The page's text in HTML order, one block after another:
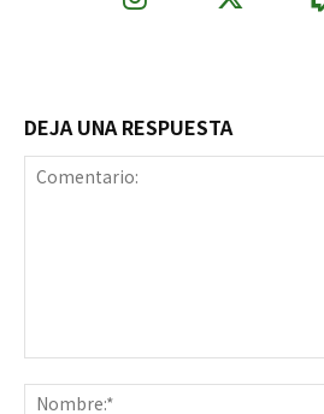
DEJA UNA RESPUESTA